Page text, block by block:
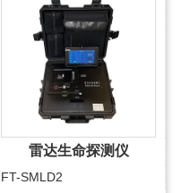
雷达生命探测仪
FT-SMLD2